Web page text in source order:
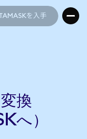
を入手
換
へ）